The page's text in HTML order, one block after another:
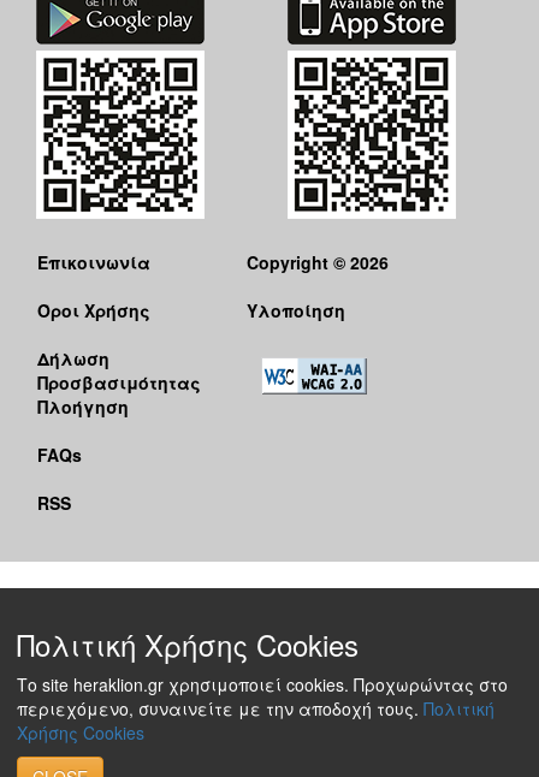
Επικοινωνία
Όροι Χρήσης
Δήλωση
Προσβασιμότητας
Πλοήγηση
FAQs
RSS
Copyright © 2026
Υλοποίηση
Πολιτική Χρήσης Cookies
Το site heraklion.gr χρησιμοποιεί cookies. Προχωρώντας στο
περιεχόμενο, συναινείτε με την αποδοχή τους. Πολιτική
Χρήσης Cookies